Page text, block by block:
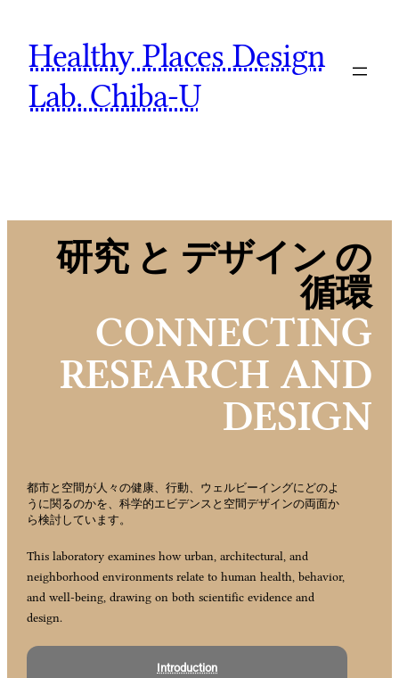
content
Healthy Places Design
Lab. Chiba-U
研究 と デザイン の
循環
CONNECTING
RESEARCH AND
DESIGN
都市と空間が人々の健康、行動、ウェルビーイングにどのよ
うに関るのかを、科学的エビデンスと空間デザインの両面か
ら検討しています。
This laboratory examines how urban, architectural, and
neighborhood environments relate to human health, behavior,
and well-being, drawing on both scientific evidence and
design.
Introduction